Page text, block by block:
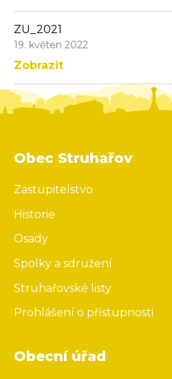
ZU_2021
19. květen 2022
Zobrazit
Obec Struhařov
Zastupitelstvo
Historie
Osady
Spolky a sdružení
Struhařovské listy
Prohlášení o přístupnosti
Obecní úřad